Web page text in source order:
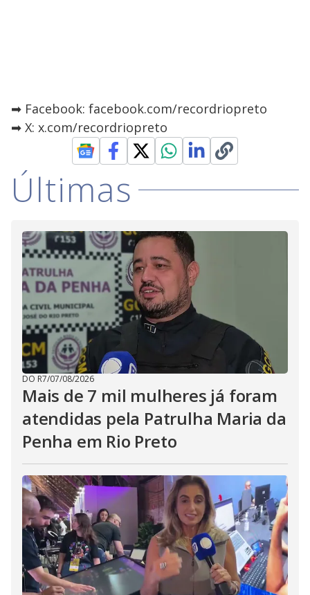
➡ Facebook: facebook.com/recordriopreto
➡ X: x.com/recordriopreto
Últimas
DO R7/07/08/2026
Mais de 7 mil mulheres já foram
atendidas pela Patrulha Maria da
Penha em Rio Preto